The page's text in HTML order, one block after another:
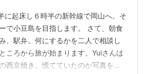
に起床し６時半の新幹線で岡山へ。そ
で小豆島を目指します。 さて、朝食
、駅弁。何にするかを二人で相談し
ころから旅が始まります。Yuiさんは
西京焼き。慌てていたのか写真を撮